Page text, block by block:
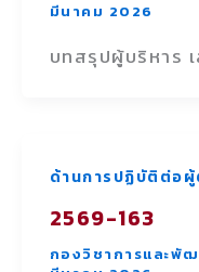
มีนาคม 2026
บทสรุปผู้บริหาร
ด้านการปฏิบัติต่อ
2569-163
กองวิชาการและพั